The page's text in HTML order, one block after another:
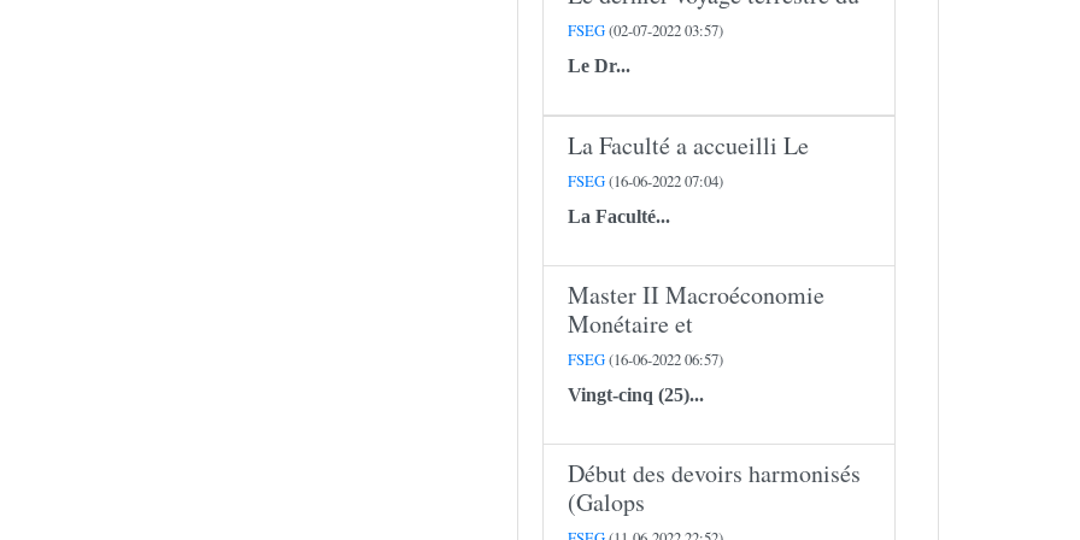
FSEG(02-07-2022 03:57)
Le Dr...
La Faculté a accueilli Le
FSEG(16-06-2022 07:04)
La Faculté...
Master II Macroéconomie
Monétaire et
FSEG(16-06-2022 06:57)
Vingt-cinq (25)...
Début des devoirs harmonisés
(Galops